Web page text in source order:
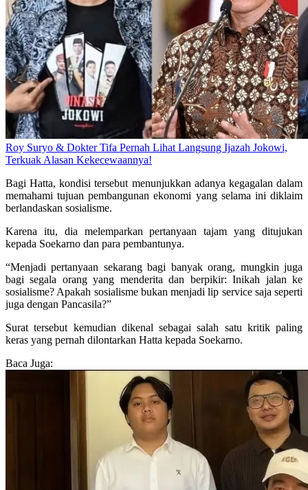
Roy Suryo & Dokter Tifa Pernah Lihat Langsung Ijazah Jokowi,
Terkuak Alasan Kekecewaannya!
Bagi Hatta, kondisi tersebut menunjukkan adanya kegagalan dalam
memahami tujuan pembangunan ekonomi yang selama ini diklaim
berlandaskan sosialisme.
Karena itu, dia melemparkan pertanyaan tajam yang ditujukan
kepada Soekarno dan para pembantunya.
“Menjadi pertanyaan sekarang bagi banyak orang, mungkin juga
bagi segala orang yang menderita dan berpikir: Inikah jalan ke
sosialisme? Apakah sosialisme bukan menjadi lip service saja seperti
juga dengan Pancasila?”
Surat tersebut kemudian dikenal sebagai salah satu kritik paling
keras yang pernah dilontarkan Hatta kepada Soekarno.
Baca Juga: